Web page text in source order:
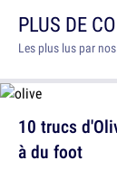
PLUS DE
Les plus lus par
10 trucs
à du foot